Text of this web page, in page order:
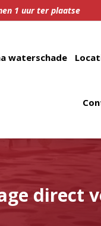
1 uur ter plaatse
waterschade
direct